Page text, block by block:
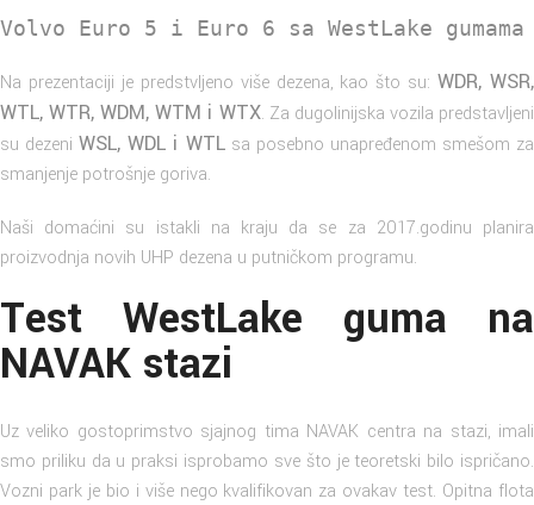
Volvo Euro 5 i Euro 6 sa WestLake
Na prezentaciji je predstvljeno više dezena, kao što su:WDR, WSR,
WTL, WTR, WDM, WTM i WTX. Za dugolinijska vozila predstavljeni
su dezeniWSL, WDL i WTLsa posebno unapređenom smešom za
smanjenje potrošnje goriva.
Naši domaćini su istakli na kraju da se za 2017.godinu planira
proizvodnja novih UHP dezena u putničkom programu.
Test WestLake guma na
NAVAK stazi
Uz veliko gostoprimstvo sjajnog tima NAVAK centra na stazi, imali
smo priliku da u praksi isprobamo sve što je teoretski bilo ispričano.
Vozni park je bio i više nego kvalifikovan za ovakav test. Opitna flota